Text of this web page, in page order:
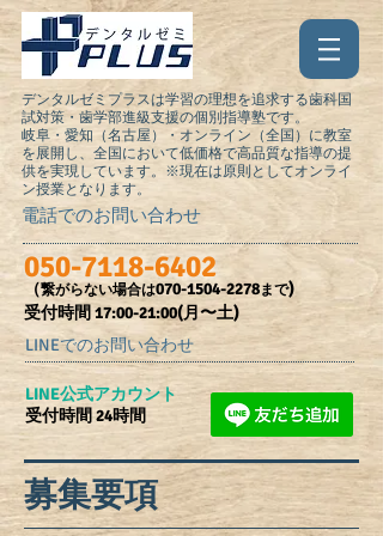
デンタルゼミプラスは学習の理想を追求する歯科国
試対策・歯学部進級支援の個別指導塾です。
岐阜・愛知（名古屋）・オンライン（全国）に教室
を展開し、全国において低価格で高品質な指導の提
供を実現しています。※現在は原則としてオンライ
ン授業となります。
電話でのお問い合わせ
050-7118-6402
（繋がらない場合は070-1504-2278まで)
受付時間​ 17:00-21:00(月〜土)
LINEでのお問い合わせ
​LINE公式アカウント
受付時間 24時間
募集要項